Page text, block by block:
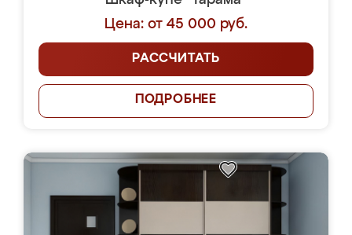
Цена: от 45 000 руб.
РАССЧИТАТЬ
ПОДРОБНЕЕ